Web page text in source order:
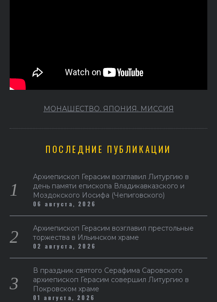
МОНАШЕСТВО. ЯПОНИЯ. МИССИЯ
ПОСЛЕДНИЕ ПУБЛИКАЦИИ
Архиепископ Герасим возглавил Литургию в
день памяти епископа Владикавказского и
Моздокского Иосифа (Чепиговского)
06 августа, 2026
Архиепископ Герасим возглавил престольные
торжества в Ильинском храме
02 августа, 2026
В праздник святого Серафима Саровского
архиепископ Герасим совершил Литургию в
Покровском храме
01 августа, 2026